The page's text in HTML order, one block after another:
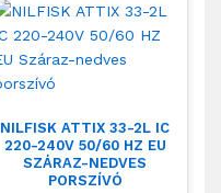
NILFISK ATTIX 33-2L IC
220-240V 50/60 HZ EU
SZÁRAZ-NEDVES
PORSZÍVÓ